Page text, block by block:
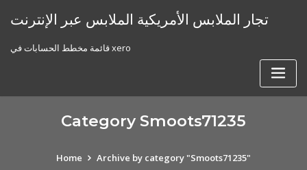
تجار الملابس الأمريكية الملابس عبر الإنترنت
قائمة مخطط الحسابات في xero
Category Smoots71235
Home Archive by category "Smoots71235"